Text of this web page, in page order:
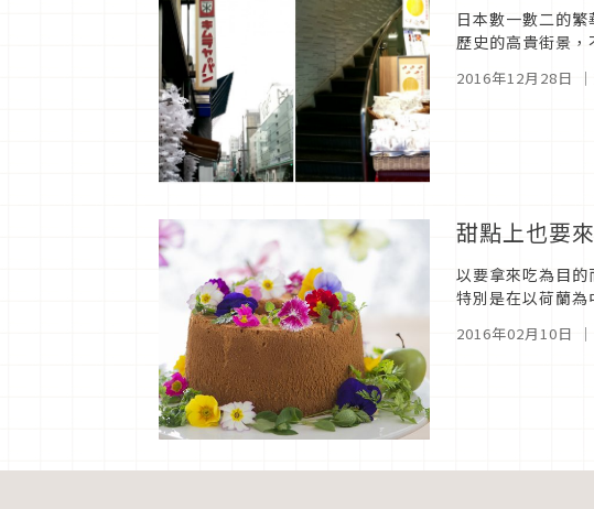
日本數一數二的
歷史的高貴街景
2016年12月28日 ｜
甜點上也要
以要拿來吃為目
特別是在以荷蘭
2016年02月10日 ｜